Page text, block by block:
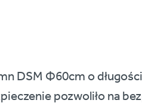
DSM Φ60cm o
pozwoliło na